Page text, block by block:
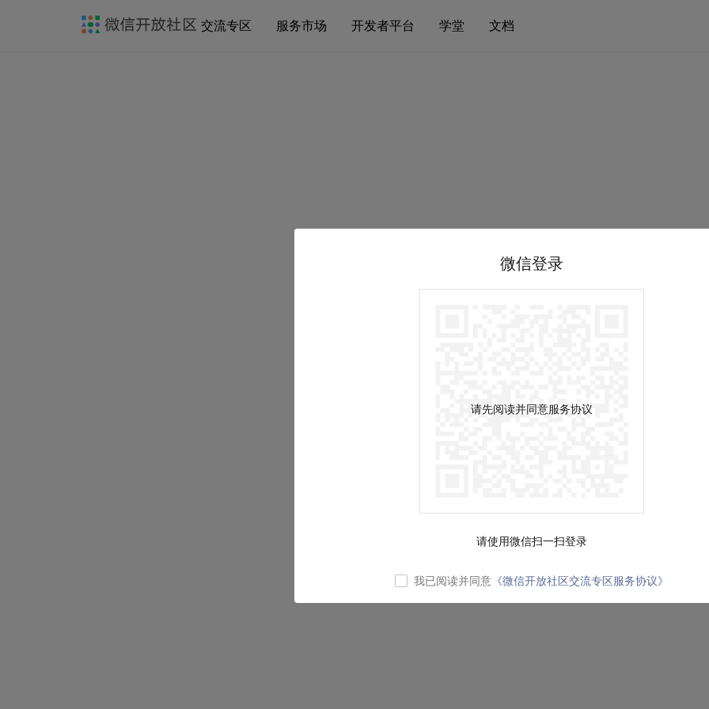
交流专区 服务市场 开发者平台 学堂 文档
微信登录
请先阅读并同意服务协议
请使用微信扫一扫登录
我已阅读并同意 《微信开放社区交流专区服务协议》